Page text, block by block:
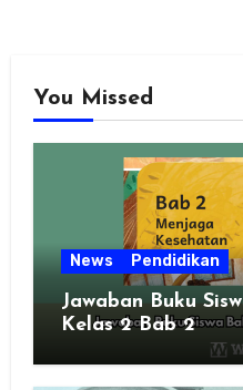
You Missed
News Pendidikan
Jawaban Buku
Kelas 2 Bab 2